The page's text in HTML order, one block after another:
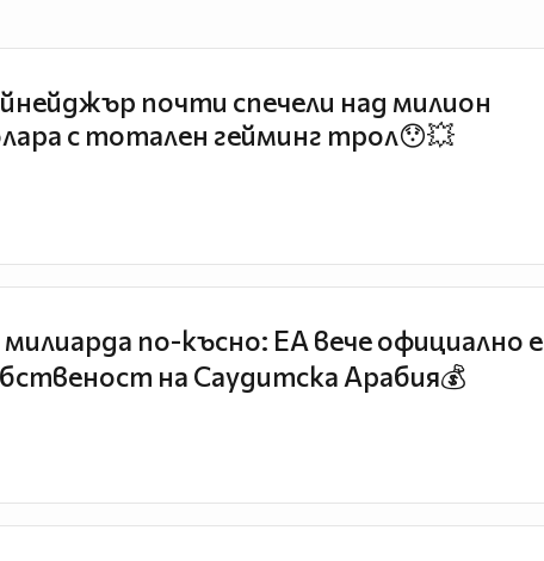
почти спечели над милион
с тотален гейминг трол😯💥
милиарда по-късно: EA вече официално е
на Саудитска Арабия💰